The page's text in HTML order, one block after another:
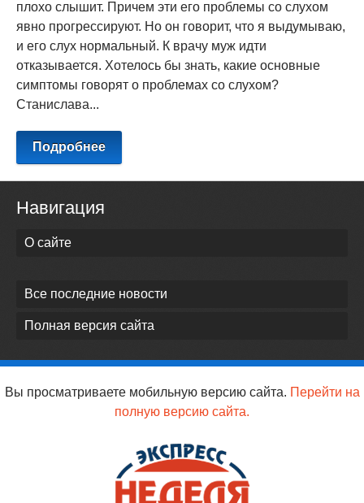
плохо слышит. Причем эти его проблемы со слухом
явно прогрессируют. Но он говорит, что я выдумываю,
и его слух нормальный. К врачу муж идти
отказывается. Хотелось бы знать, какие основные
симптомы говорят о проблемах со слухом?
Станислава...
Подробнее
Навигация
О сайте
Все последние новости
Полная версия сайта
Вы просматриваете мобильную версию сайта. Перейти на
полную версию сайта.